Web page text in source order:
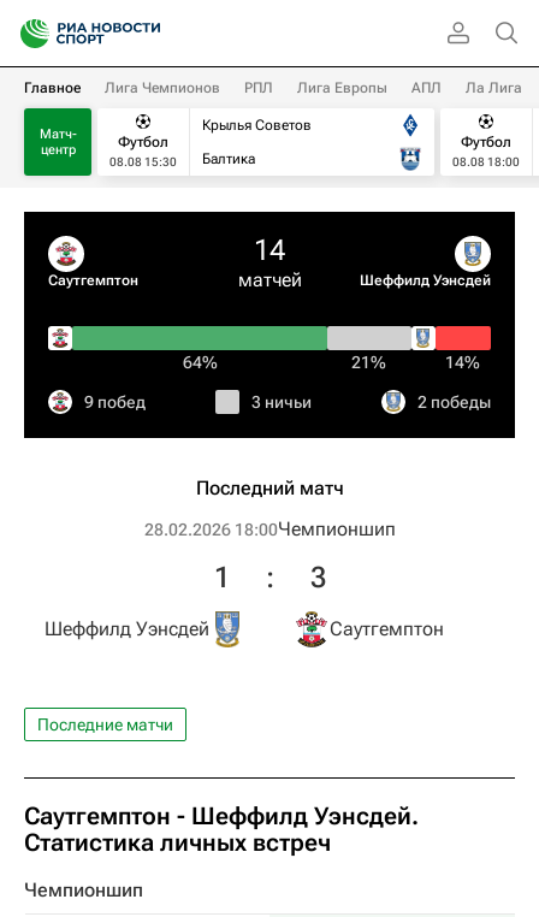
Главное Лига Чемпионов РПЛ Лига Европы АПЛ Ла Лига
Матч-
центр
Футбол
08.08 15:30
Крылья Советов
Балтика
Футбол
08.08 18:00
Саутгемптон
14
матчей Шеффилд Уэнсдей
64% 21% 14%
9 побед 3 ничьи 2 победы
Последний матч
28.02.2026 18:00Чемпионшип
Шеффилд Уэнсдей
1 : 3
Саутгемптон
Последние матчи
Саутгемптон - Шеффилд Уэнсдей.
Статистика личных встреч
Чемпионшип